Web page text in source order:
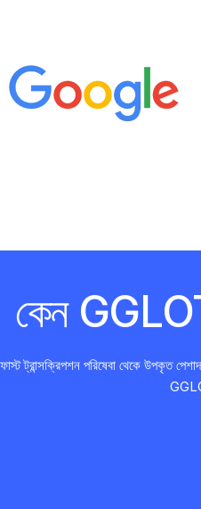
কেন
ট্রান্সক্রিপশন পরিষেবা থেকে উপকৃত